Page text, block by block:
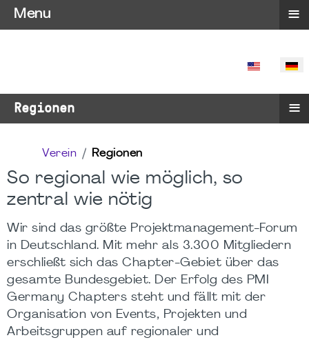
SPRACHE
Regionen ≡
Verein Regionen
So regional wie möglich, so
zentral wie nötig
Wir sind das größte Projektmanagement-Forum
in Deutschland. Mit mehr als 3.300 Mitgliedern
erschließt sich das Chapter-Gebiet über das
gesamte Bundesgebiet. Der Erfolg des PMI
Germany Chapters steht und fällt mit der
Organisation von Events, Projekten und
Arbeitsgruppen auf regionaler und
Menu ≡